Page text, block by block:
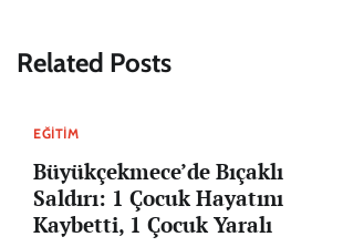
Related Posts
EĞITIM
Büyükçekmece’de Bıçaklı
Saldırı: 1 Çocuk Hayatını
Kaybetti, 1 Çocuk Yaralı